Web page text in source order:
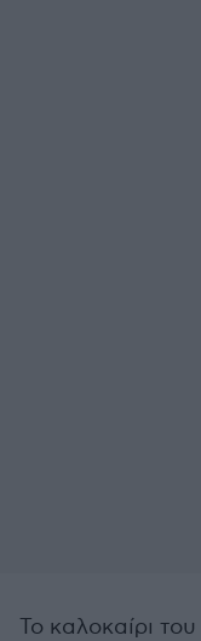
Το καλοκαίρι